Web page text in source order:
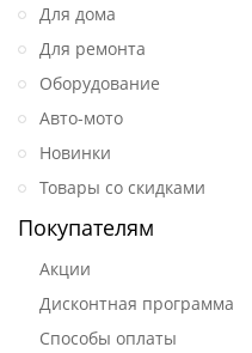
Для дома
Для ремонта
Оборудование
Авто-мото
Новинки
Товары со скидками
Покупателям
Акции
Дисконтная программа
Способы оплаты